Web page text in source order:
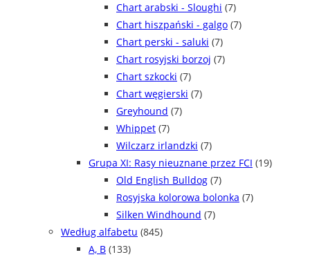
Chart arabski - Sloughi (7)
Chart hiszpański - galgo (7)
Chart perski - saluki (7)
Chart rosyjski borzoj (7)
Chart szkocki (7)
Chart węgierski (7)
Greyhound (7)
Whippet (7)
Wilczarz irlandzki (7)
Grupa XI: Rasy nieuznane przez FCI (19)
Old English Bulldog (7)
Rosyjska kolorowa bolonka (7)
Silken Windhound (7)
Według alfabetu (845)
A, B (133)